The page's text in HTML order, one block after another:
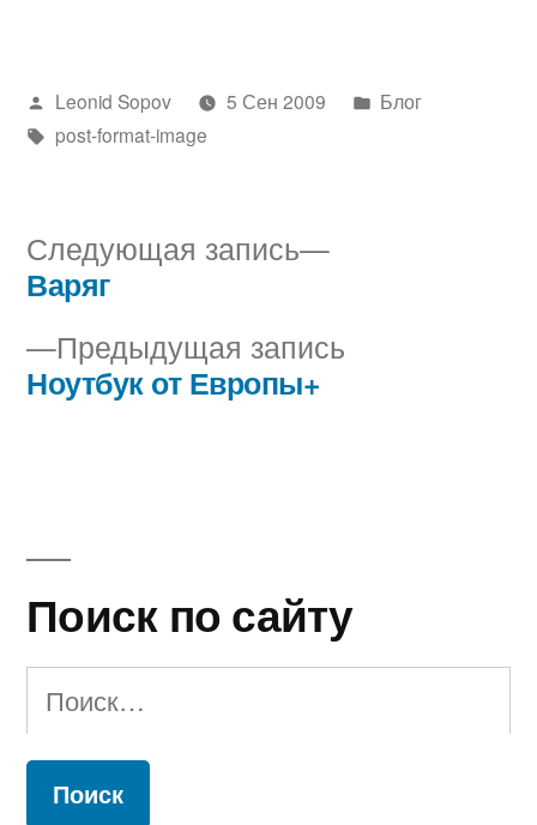
Написано
автором
Leonid Sopov 5 Сен 2009
Написано
Блог
Метки:
post-format-image
Навигация
по
записям
Предыдущая запись
Ноутбук от Европы+
Следующая запись
Следующая
Варяг
Поиск по сайту
Найти: